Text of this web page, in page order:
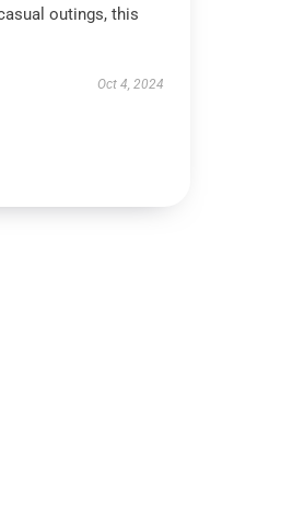
outings, this
Oct 4, 2024